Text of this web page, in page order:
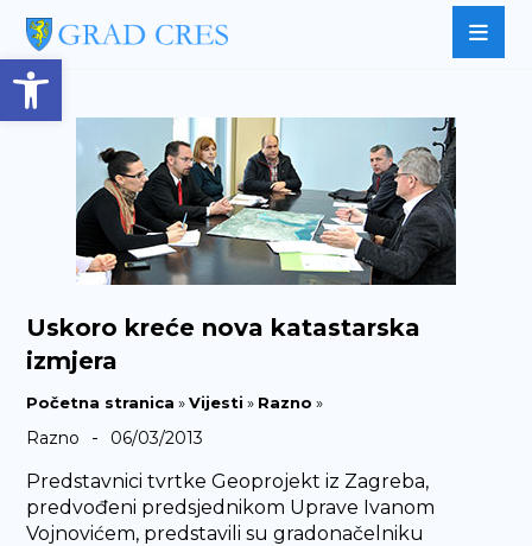
Open toolbar
Uskoro kreće nova katastarska
izmjera
Početna stranica »Vijesti » Razno »
Razno - 06/03/2013
Predstavnici tvrtke Geoprojekt iz Zagreba,
predvođeni predsjednikom Uprave Ivanom
Vojnovićem, predstavili su gradonačelniku